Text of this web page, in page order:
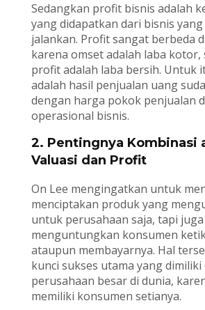
Sedangkan profit bisnis adalah
yang didapatkan dari bisnis
jalankan. Profit sangat berbeda
karena omset adalah laba kotor,
profit adalah laba bersih. Untuk
adalah hasil penjualan uang
dengan harga pokok penjualan
operasional bisnis.
2. Pentingnya Kombinasi
Valuasi dan Profit
On Lee mengingatkan untuk
menciptakan produk yang
untuk perusahaan saja, tapi juga
menguntungkan konsumen
ataupun membayarnya. Hal
kunci sukses utama yang
perusahaan besar di dunia,
memiliki konsumen setianya.